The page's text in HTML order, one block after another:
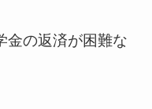
金の返済が困難な